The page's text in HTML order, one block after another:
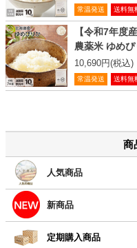
常温発送 送料無
【令和7年度
農薬米 ゆめぴ
10,690円(税込)
常温発送 送料無
商
人気商品
新商品
定期購入商品